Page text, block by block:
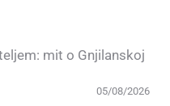
mit o Gnjilanskoj
05/08/2026